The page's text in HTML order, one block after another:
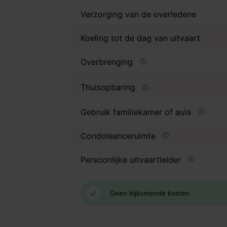
Verzorging van de overledene
Koeling tot de dag van uitvaart
Overbrenging
Thuisopbaring
Gebruik familiekamer of aula
Condoleanceruimte
Persoonlijke uitvaartleider
Geen bijkomende kosten